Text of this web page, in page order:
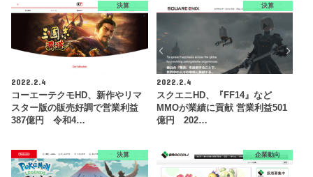
決算
2022.2.4
コーエーテクモHD、新作やリマ
スター版の販売好調で営業利益
387億円 令和4…
決算
2022.2.4
スクエニHD、『FF14』など
MMOが業績に貢献 営業利益501
億円 202…
決算 企業動向